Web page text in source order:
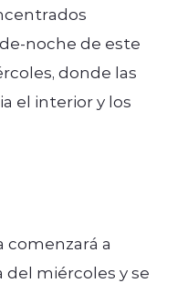
noche de este
donde las
el interior y los
comenzará a
miércoles y se